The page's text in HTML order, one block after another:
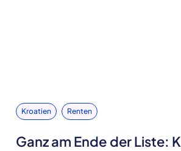
Kroatien Renten
Ganz am Ende der Liste: